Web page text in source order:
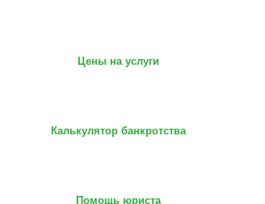
Цены на услуги
Калькулятор банкротства
Помощь юриста